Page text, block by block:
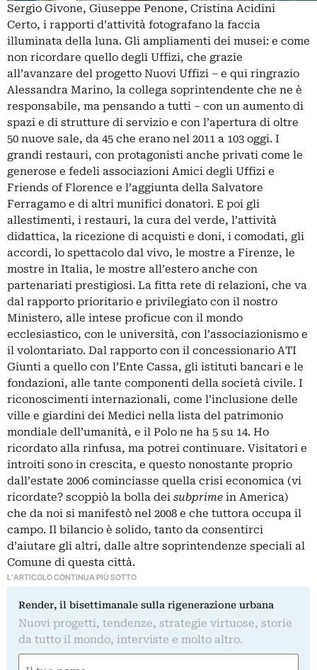
Sergio Givone, Giuseppe Penone, Cristina Acidini
Certo, i rapporti d’attività fotografano la faccia
illuminata della luna. Gli ampliamenti dei musei: e come
non ricordare quello degli Uffizi, che grazie
all’avanzare del progetto Nuovi Uffizi – e qui ringrazio
Alessandra Marino, la collega soprintendente che ne è
responsabile, ma pensando a tutti – con un aumento di
spazi e di strutture di servizio e con l’apertura di oltre
50 nuove sale, da 45 che erano nel 2011 a 103 oggi. I
grandi restauri, con protagonisti anche privati come le
generose e fedeli associazioni Amici degli Uffizi e
Friends of Florence e l’aggiunta della Salvatore
Ferragamo e di altri munifici donatori. E poi gli
allestimenti, i restauri, la cura del verde, l’attività
didattica, la ricezione di acquisti e doni, i comodati, gli
accordi, lo spettacolo dal vivo, le mostre a Firenze, le
mostre in Italia, le mostre all’estero anche con
partenariati prestigiosi. La fitta rete di relazioni, che va
dal rapporto prioritario e privilegiato con il nostro
Ministero, alle intese proficue con il mondo
ecclesiastico, con le università, con l’associazionismo e
il volontariato. Dal rapporto con il concessionario ATI
Giunti a quello con l’Ente Cassa, gli istituti bancari e le
fondazioni, alle tante componenti della società civile. I
riconoscimenti internazionali, come l’inclusione delle
ville e giardini dei Medici nella lista del patrimonio
mondiale dell’umanità, e il Polo ne ha 5 su 14. Ho
ricordato alla rinfusa, ma potrei continuare. Visitatori e
introiti sono in crescita, e questo nonostante proprio
dall’estate 2006 cominciasse quella crisi economica (vi
ricordate? scoppiò la bolla dei subprime in America)
che da noi si manifestò nel 2008 e che tuttora occupa il
campo. Il bilancio è solido, tanto da consentirci
d’aiutare gli altri, dalle altre soprintendenze speciali al
Comune di questa città.
L'ARTICOLO CONTINUA PIÙ SOTTO
Render, il bisettimanale sulla rigenerazione urbana
Nuovi progetti, tendenze, strategie virtuose, storie
da tutto il mondo, interviste e molto altro.